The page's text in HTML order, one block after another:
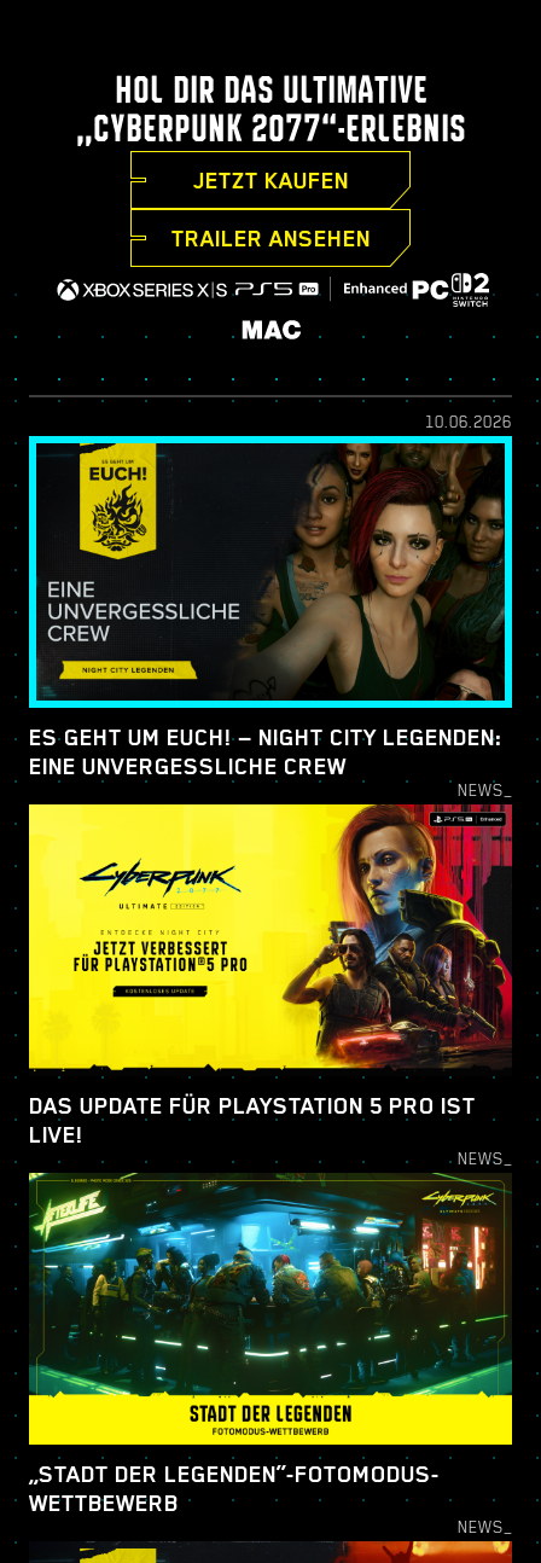
HOL DIR DAS ULTIMATIVE
„CYBERPUNK 2077“-ERLEBNIS
JETZT KAUFEN
TRAILER ANSEHEN
10.06.2026
ES GEHT UM EUCH! — NIGHT CITY LEGENDEN:
EINE UNVERGESSLICHE CREW
NEWS_
DAS UPDATE FÜR PLAYSTATION 5 PRO IST
LIVE!
NEWS_
„STADT DER LEGENDEN“-FOTOMODUS-
WETTBEWERB
NEWS_